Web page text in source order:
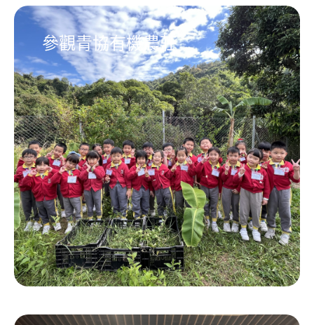
參觀青協有機農莊